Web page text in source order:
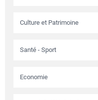
Culture et Patrimoine
Santé - Sport
Economie